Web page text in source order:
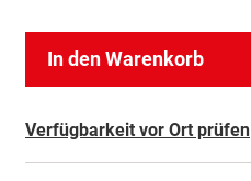
In den Warenkorb
Verfügbarkeit vor Ort prüfen